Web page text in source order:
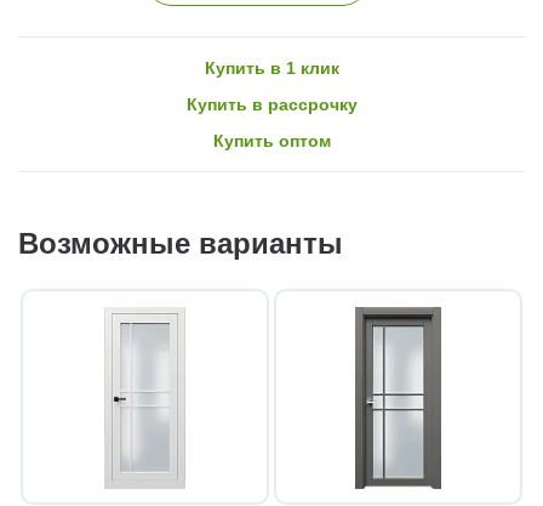
Купить в 1 клик
Купить в рассрочку
Купить оптом
Возможные варианты